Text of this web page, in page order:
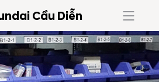
Cầu Diễn